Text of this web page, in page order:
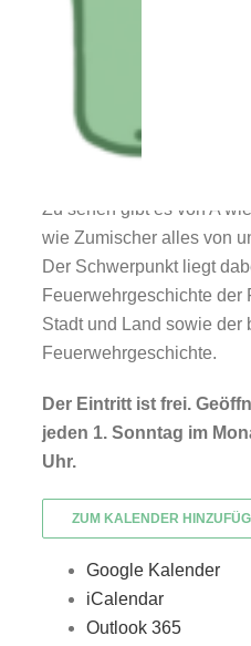
und mit ca. 1100
Museum ist mit viel Liebe
Zu sehen gibt es von A
wie Zumischer alles von
Der Schwerpunkt liegt
Feuerwehrgeschichte der
Stadt und Land sowie der
Feuerwehrgeschichte.
Der Eintritt ist frei.
jeden 1. Sonntag im
Uhr.
ZUM KALENDER
Google Kalender
iCalendar
Outlook 365